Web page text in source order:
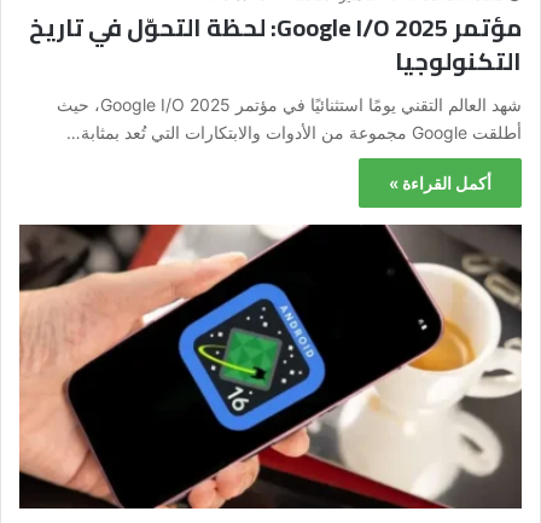
مؤتمر Google I/O 2025: لحظة التحوّل في تاريخ
التكنولوجيا
شهد العالم التقني يومًا استثنائيًا في مؤتمر Google I/O 2025، حيث
أطلقت Google مجموعة من الأدوات والابتكارات التي تُعد بمثابة…
أكمل القراءة »